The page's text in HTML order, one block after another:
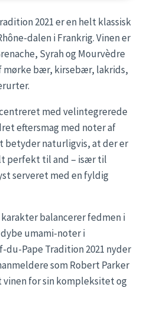
2021 er en helt klassisk
dalen i Frankrig. Vinen er
Syrah og Mourvèdre
mørke bær, kirsebær, lakrids,
med velintegrerede
eftersmag med noter af
betyder naturligvis, at der er
perfekt til and – især til
serveret med en fyldig
balancerer fedmen i
umami-noter i
Pape Tradition 2021 nyder
som Robert Parker
vinen for sin kompleksitet og